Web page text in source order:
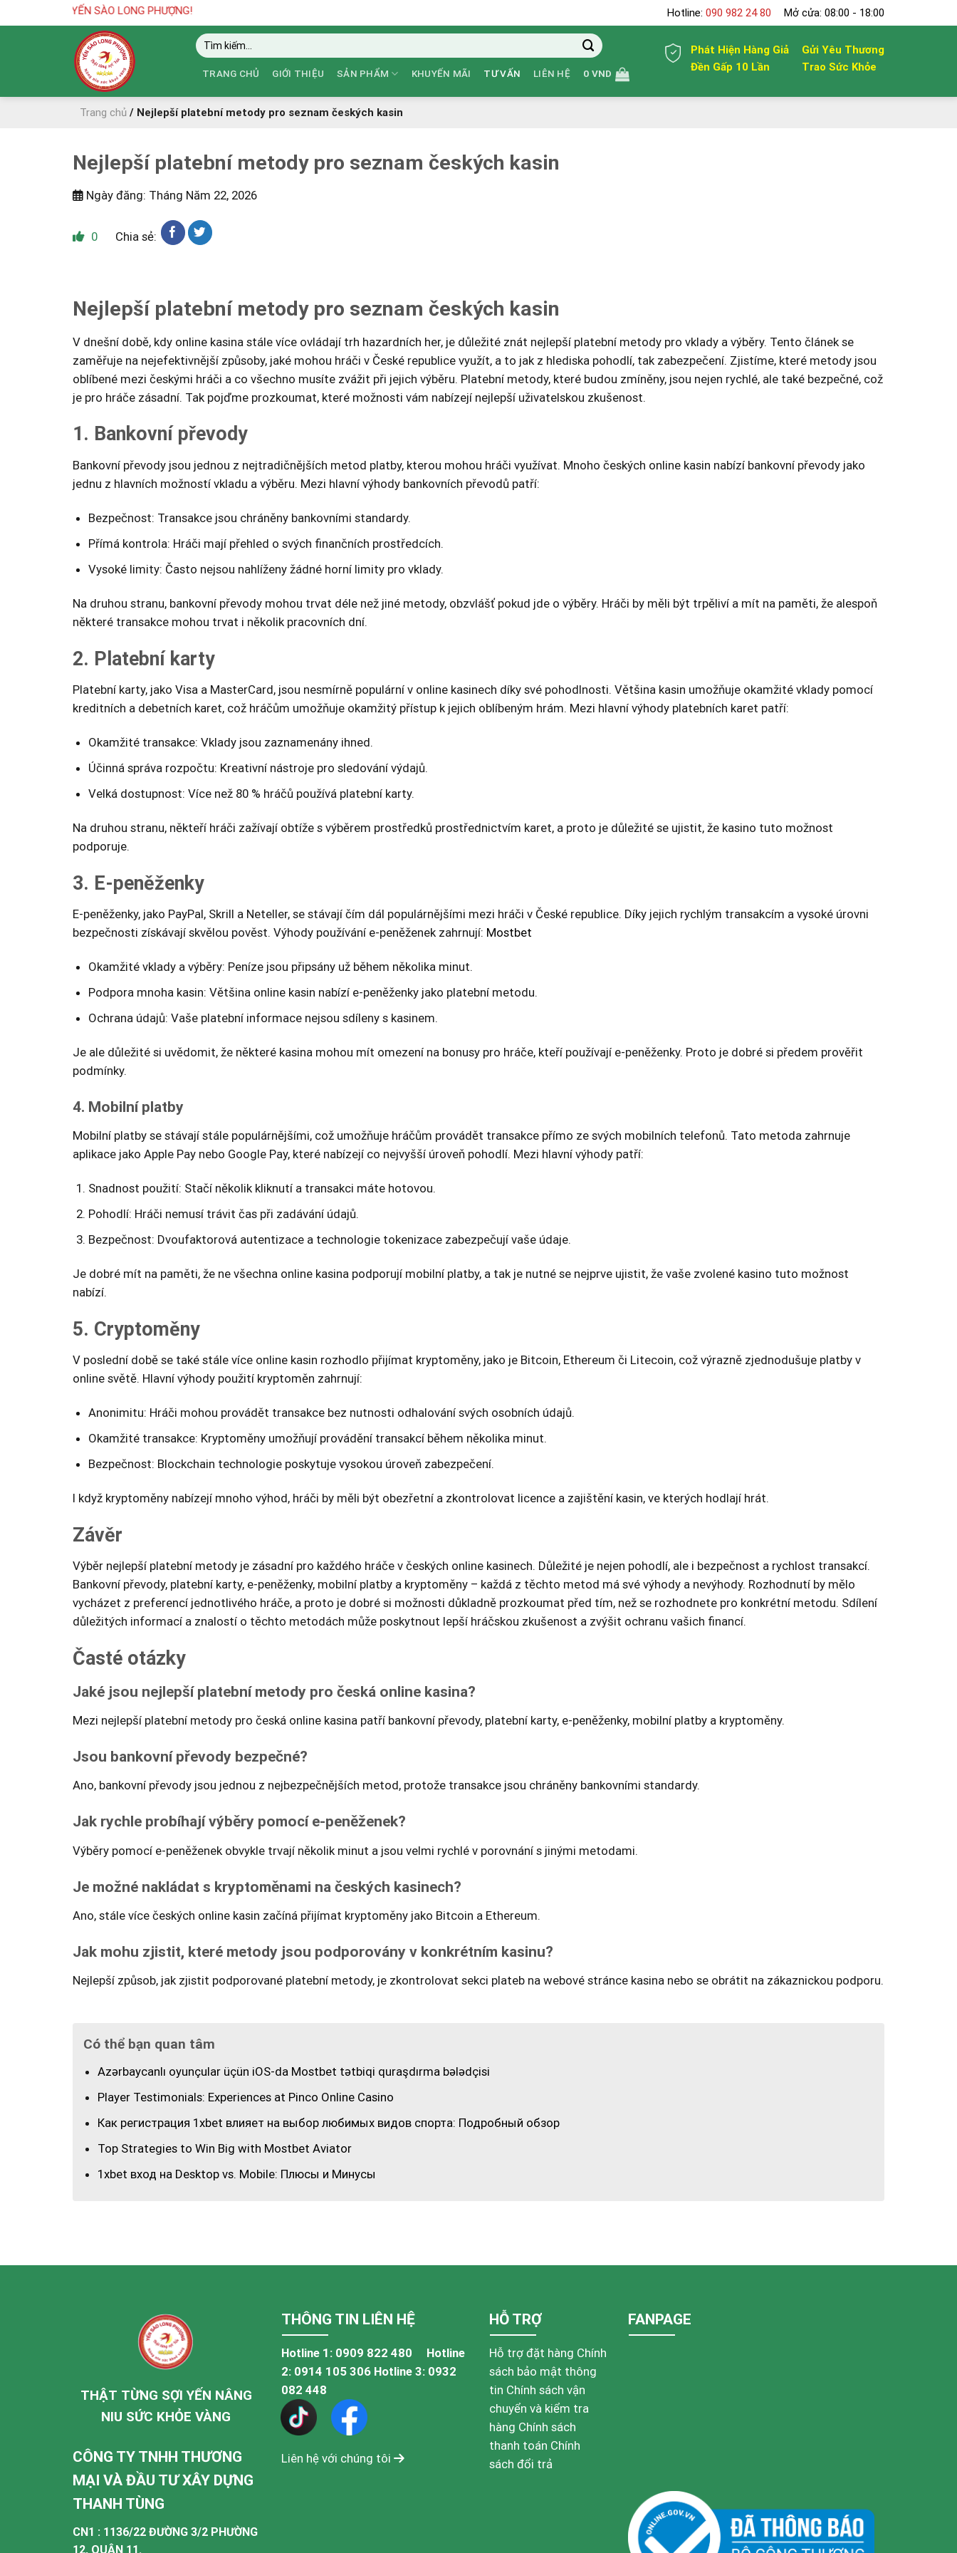
to
YẾN SÀO LONG PHƯỢNG! Hotline:090 982 24 80 Mở cửa: 08:00 - 18:00
Tìm
kiếm:
TRANG CHỦ
GIỚI THIỆU SẢN PHẨM KHUYẾN MÃI TƯ VẤN LIÊN HỆ 0 VND
Phát Hiện Hàng Giả
Đền Gấp 10 Lần
Gửi Yêu Thương
Trao Sức Khỏe
Trang chủ / Nejlepší platební metody pro seznam českých kasin
Nejlepší platební metody pro seznam českých kasin
Ngày đăng: Tháng Năm 22, 2026
0 Chia sẻ:
Nejlepší platební metody pro seznam českých kasin
V dnešní době, kdy online kasina stále více ovládají trh hazardních her, je důležité znát nejlepší platební metody pro vklady a výběry. Tento článek se
zaměřuje na nejefektivnější způsoby, jaké mohou hráči v České republice využít, a to jak z hlediska pohodlí, tak zabezpečení. Zjistíme, které metody jsou
oblíbené mezi českými hráči a co všechno musíte zvážit při jejich výběru. Platební metody, které budou zmíněny, jsou nejen rychlé, ale také bezpečné, což
je pro hráče zásadní. Tak pojďme prozkoumat, které možnosti vám nabízejí nejlepší uživatelskou zkušenost.
1. Bankovní převody
Bankovní převody jsou jednou z nejtradičnějších metod platby, kterou mohou hráči využívat. Mnoho českých online kasin nabízí bankovní převody jako
jednu z hlavních možností vkladu a výběru. Mezi hlavní výhody bankovních převodů patří:
Bezpečnost: Transakce jsou chráněny bankovními standardy.
Přímá kontrola: Hráči mají přehled o svých finančních prostředcích.
Vysoké limity: Často nejsou nahlíženy žádné horní limity pro vklady.
Na druhou stranu, bankovní převody mohou trvat déle než jiné metody, obzvlášť pokud jde o výběry. Hráči by měli být trpěliví a mít na paměti, že alespoň
některé transakce mohou trvat i několik pracovních dní.
2. Platební karty
Platební karty, jako Visa a MasterCard, jsou nesmírně populární v online kasinech díky své pohodlnosti. Většina kasin umožňuje okamžité vklady pomocí
kreditních a debetních karet, což hráčům umožňuje okamžitý přístup k jejich oblíbeným hrám. Mezi hlavní výhody platebních karet patří:
Okamžité transakce: Vklady jsou zaznamenány ihned.
Účinná správa rozpočtu: Kreativní nástroje pro sledování výdajů.
Velká dostupnost: Více než 80 % hráčů používá platební karty.
Na druhou stranu, někteří hráči zažívají obtíže s výběrem prostředků prostřednictvím karet, a proto je důležité se ujistit, že kasino tuto možnost
podporuje.
3. E-peněženky
E-peněženky, jako PayPal, Skrill a Neteller, se stávají čím dál populárnějšími mezi hráči v České republice. Díky jejich rychlým transakcím a vysoké úrovni
bezpečnosti získávají skvělou pověst. Výhody používání e-peněženek zahrnují: Mostbet
Okamžité vklady a výběry: Peníze jsou připsány už během několika minut.
Podpora mnoha kasin: Většina online kasin nabízí e-peněženky jako platební metodu.
Ochrana údajů: Vaše platební informace nejsou sdíleny s kasinem.
Je ale důležité si uvědomit, že některé kasina mohou mít omezení na bonusy pro hráče, kteří používají e-peněženky. Proto je dobré si předem prověřit
podmínky.
4. Mobilní platby
Mobilní platby se stávají stále populárnějšími, což umožňuje hráčům provádět transakce přímo ze svých mobilních telefonů. Tato metoda zahrnuje
aplikace jako Apple Pay nebo Google Pay, které nabízejí co nejvyšší úroveň pohodlí. Mezi hlavní výhody patří:
Snadnost použití: Stačí několik kliknutí a transakci máte hotovou.
Pohodlí: Hráči nemusí trávit čas při zadávání údajů.
Bezpečnost: Dvoufaktorová autentizace a technologie tokenizace zabezpečují vaše údaje.
Je dobré mít na paměti, že ne všechna online kasina podporují mobilní platby, a tak je nutné se nejprve ujistit, že vaše zvolené kasino tuto možnost
nabízí.
5. Cryptoměny
V poslední době se také stále více online kasin rozhodlo přijímat kryptoměny, jako je Bitcoin, Ethereum či Litecoin, což výrazně zjednodušuje platby v
online světě. Hlavní výhody použití kryptoměn zahrnují:
Anonimitu: Hráči mohou provádět transakce bez nutnosti odhalování svých osobních údajů.
Okamžité transakce: Kryptoměny umožňují provádění transakcí během několika minut.
Bezpečnost: Blockchain technologie poskytuje vysokou úroveň zabezpečení.
I když kryptoměny nabízejí mnoho výhod, hráči by měli být obezřetní a zkontrolovat licence a zajištění kasin, ve kterých hodlají hrát.
Závěr
Výběr nejlepší platební metody je zásadní pro každého hráče v českých online kasinech. Důležité je nejen pohodlí, ale i bezpečnost a rychlost transakcí.
Bankovní převody, platební karty, e-peněženky, mobilní platby a kryptoměny – každá z těchto metod má své výhody a nevýhody. Rozhodnutí by mělo
vycházet z preferencí jednotlivého hráče, a proto je dobré si možnosti důkladně prozkoumat před tím, než se rozhodnete pro konkrétní metodu. Sdílení
důležitých informací a znalostí o těchto metodách může poskytnout lepší hráčskou zkušenost a zvýšit ochranu vašich financí.
Časté otázky
Jaké jsou nejlepší platební metody pro česká online kasina?
Mezi nejlepší platební metody pro česká online kasina patří bankovní převody, platební karty, e-peněženky, mobilní platby a kryptoměny.
Jsou bankovní převody bezpečné?
Ano, bankovní převody jsou jednou z nejbezpečnějších metod, protože transakce jsou chráněny bankovními standardy.
Jak rychle probíhají výběry pomocí e-peněženek?
Výběry pomocí e-peněženek obvykle trvají několik minut a jsou velmi rychlé v porovnání s jinými metodami.
Je možné nakládat s kryptoměnami na českých kasinech?
Ano, stále více českých online kasin začíná přijímat kryptoměny jako Bitcoin a Ethereum.
Jak mohu zjistit, které metody jsou podporovány v konkrétním kasinu?
Nejlepší způsob, jak zjistit podporované platební metody, je zkontrolovat sekci plateb na webové stránce kasina nebo se obrátit na zákaznickou podporu.
Có thể bạn quan tâm
Azərbaycanlı oyunçular üçün iOS-da Mostbet tətbiqi quraşdırma bələdçisi
Player Testimonials: Experiences at Pinco Online Casino
Как регистрация 1xbet влияет на выбор любимых видов спорта: Подробный обзор
Top Strategies to Win Big with Mostbet Aviator
1xbet вход на Desktop vs. Mobile: Плюсы и Минусы
THẬT TỪNG SỢI YẾN NÂNG
NIU SỨC KHỎE VÀNG
CÔNG TY TNHH THƯƠNG
MẠI VÀ ĐẦU TƯ XÂY DỰNG
THANH TÙNG
CN1 : 1136/22 ĐƯỜNG 3/2 PHƯỜNG
12, QUẬN 11.
THÔNG TIN LIÊN HỆ
Hotline 1: 0909 822 480
Hotline
2: 0914 105 306 Hotline 3: 0932
082 448
Liên hệ với chúng tôi
HỖ TRỢ
Hỗ trợ đặt hàng Chính
sách bảo mật thông
tin Chính sách vận
chuyển và kiểm tra
hàng Chính sách
thanh toán Chính
sách đổi trả
FANPAGE